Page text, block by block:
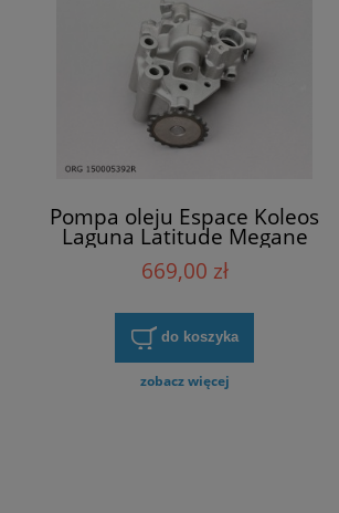
Pompa oleju Espace Koleos
Laguna Latitude Megane
Scenic Talisman 2.0 dCI
Renault 150005392R
669,00 zł
do koszyka
zobacz więcej